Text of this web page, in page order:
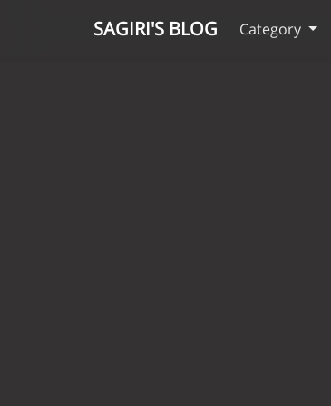
SAGIRI'S BLOG Category